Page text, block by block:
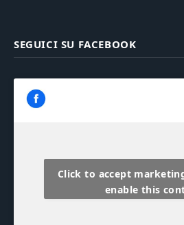
SEGUICI SU FACEBOOK
Click to accept
enable this